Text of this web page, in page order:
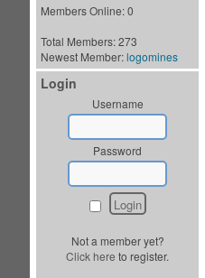
Members Online: 0
Total Members: 273
Newest Member:logomines
Login
Username
Password
Not a member yet?
Click here to register.